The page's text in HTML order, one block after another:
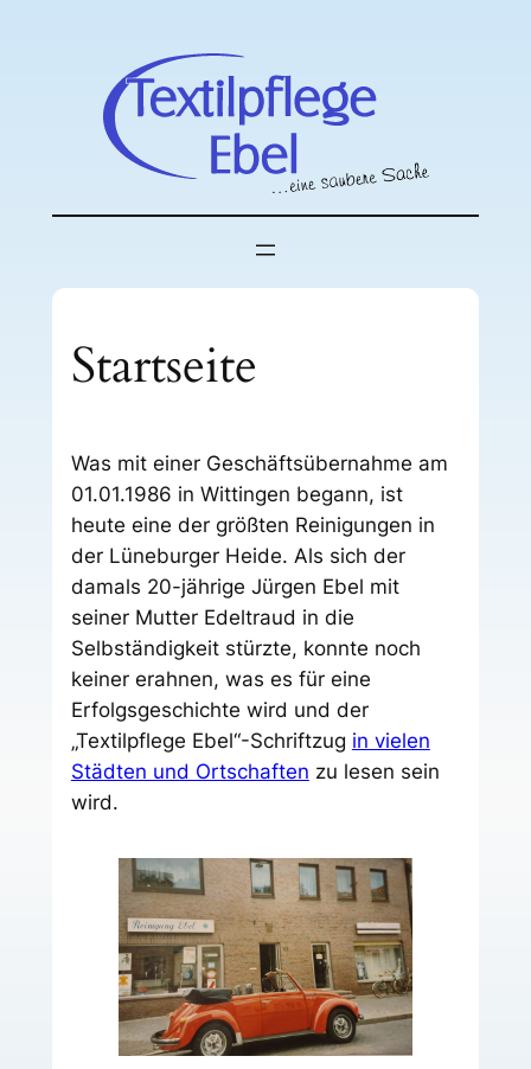
Startseite
Was mit einer Geschäftsübernahme am
01.01.1986 in Wittingen begann, ist
heute eine der größten Reinigungen in
der Lüneburger Heide. Als sich der
damals 20-jährige Jürgen Ebel mit
seiner Mutter Edeltraud in die
Selbständigkeit stürzte, konnte noch
keiner erahnen, was es für eine
Erfolgsgeschichte wird und der
„Textilpflege Ebel“-Schriftzug in vielen
Städten und Ortschaften zu lesen sein
wird.